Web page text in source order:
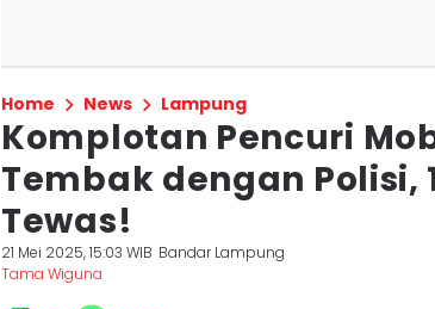
Home News Lampung
Komplotan Pencuri
Tembak dengan Polisi,
Tewas!
21 Mei 2025, 15:03 WIB Bandar Lampung
Tama Wiguna